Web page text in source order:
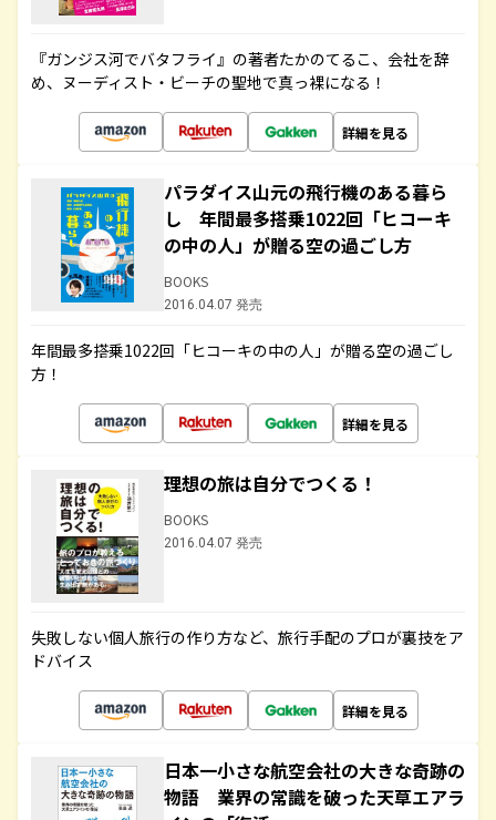
『ガンジス河でバタフライ』の著者たかのてるこ、会社を辞
め、ヌーディスト・ビーチの聖地で真っ裸になる！
詳細を見る
パラダイス山元の飛行機のある暮ら
し 年間最多搭乗1022回「ヒコーキ
の中の人」が贈る空の過ごし方
BOOKS
2016.04.07 発売
年間最多搭乗1022回「ヒコーキの中の人」が贈る空の過ごし
方！
詳細を見る
理想の旅は自分でつくる！
BOOKS
2016.04.07 発売
失敗しない個人旅行の作り方など、旅行手配のプロが裏技をア
ドバイス
詳細を見る
日本一小さな航空会社の大きな奇跡の
物語 業界の常識を破った天草エアラ